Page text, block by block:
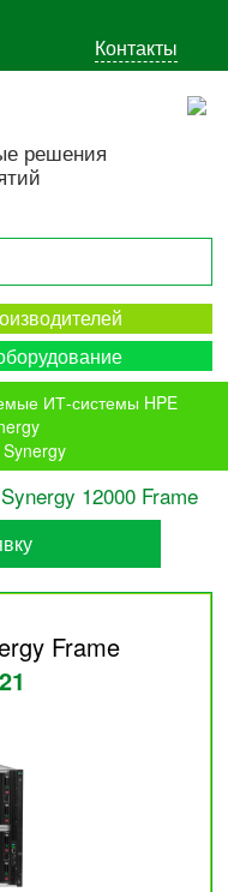
Контакты
решения
ИТ-системы HPE
12000 Frame
Frame